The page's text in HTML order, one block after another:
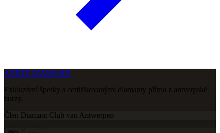
ARETE DIAMOND
Exkluzivní šperky s certifikovanými diamanty přímo z antverpské
burzy.
Člen Diamant Club van Antwerpen